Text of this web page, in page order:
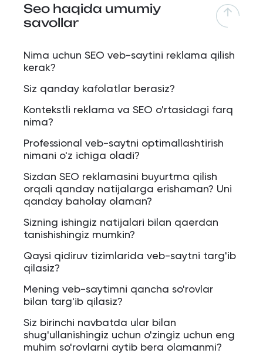
Seo haqida umumiy
savollar
Nima uchun SEO veb-saytini reklama qilish
kerak?
Siz qanday kafolatlar berasiz?
Kontekstli reklama va SEO o'rtasidagi farq
nima?
Professional veb-saytni optimallashtirish
nimani o'z ichiga oladi?
Sizdan SEO reklamasini buyurtma qilish
orqali qanday natijalarga erishaman? Uni
qanday baholay olaman?
Sizning ishingiz natijalari bilan qaerdan
tanishishingiz mumkin?
Qaysi qidiruv tizimlarida veb-saytni targ'ib
qilasiz?
Mening veb-saytimni qancha so'rovlar
bilan targ'ib qilasiz?
Siz birinchi navbatda ular bilan
shug'ullanishingiz uchun o'zingiz uchun eng
muhim so'rovlarni aytib bera olamanmi?